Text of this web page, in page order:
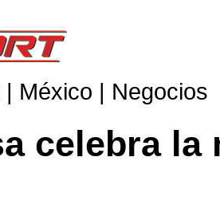
| México | Negocios
celebra